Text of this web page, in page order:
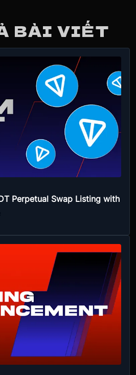
BÀI VIẾT
Perpetual Swap Listing with